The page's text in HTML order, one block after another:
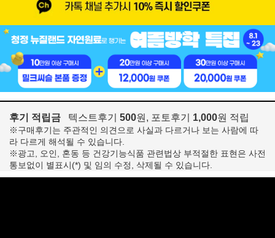
후기 적립금 텍스트후기 500원, 포토후기 1,000원 적립
※구매후기는 주관적인 의견으로 사실과 다르거나 보는 사람에 따
라 다르게 해석될 수 있습니다.
※광고, 오인, 혼동 등 건강기능식품 관련법상 부적절한 표현은 사전
통보없이 별표시(*) 및 임의 수정, 삭제될 수 있습니다.